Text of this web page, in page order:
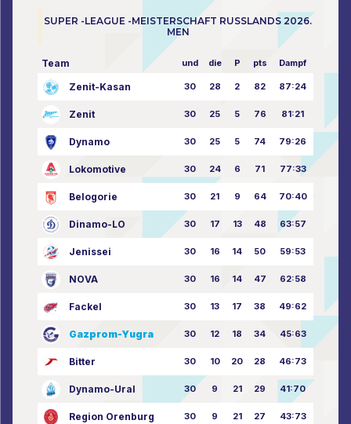
SUPER -LEAGUE -MEISTERSCHAFT RUSSLANDS 2026.
MEN
Team und die P pts Dampf
Zenit-Kasan 30 28 2 82 87:24
Zenit 30 25 5 76 81:21
Dynamo 30 25 5 74 79:26
Lokomotive 30 24 6 71 77:33
Belogorie 30 21 9 64 70:40
Dinamo-LO 30 17 13 48 63:57
Jenissei 30 16 14 50 59:53
NOVA 30 16 14 47 62:58
Fackel 30 13 17 38 49:62
Gazprom-Yugra 30 12 18 34 45:63
Bitter 30 10 20 28 46:73
Dynamo-Ural 30 9 21 29 41:70
Region Orenburg 30 9 21 27 43:73